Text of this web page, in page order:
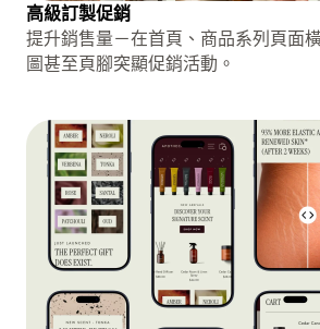
高級訂製促銷
提升銷售量－在首頁、商品系列頁面
圖甚至頁腳突顯促銷活動。